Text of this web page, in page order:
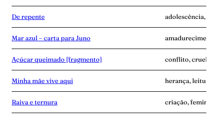
De repente adolescência,
Mar azul – carta para Juno
Açúcar queimado [fragmento] conflito,
Minha mãe vive aqui herança, leitura,
Raiva e ternura criação,